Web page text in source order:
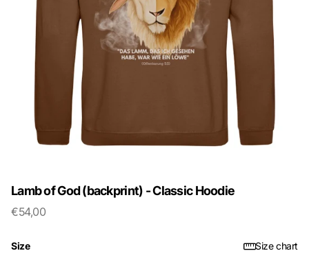
Lamb of God (backprint) - Classic Hoodie
€54,00
Size Size chart